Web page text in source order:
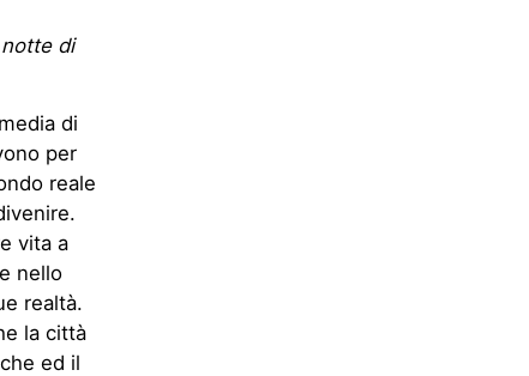
di
di
per
reale
vita a
nello
realtà.
la città
ed il